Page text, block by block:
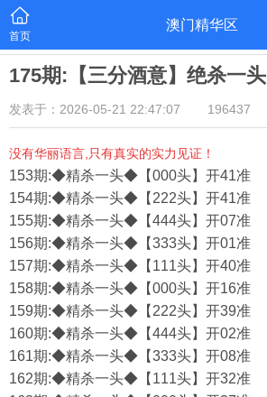
首页
澳门精华区
175期:【三分酒意】绝杀一头
发表于：2026-05-21 22:47:07 196437
没有华丽语言,只有真实的实力见证！
153期:◆精杀一头◆【000头】开41准
154期:◆精杀一头◆【222头】开41准
155期:◆精杀一头◆【444头】开07准
156期:◆精杀一头◆【333头】开01准
157期:◆精杀一头◆【111头】开40准
158期:◆精杀一头◆【000头】开16准
159期:◆精杀一头◆【222头】开39准
160期:◆精杀一头◆【444头】开02准
161期:◆精杀一头◆【333头】开08准
162期:◆精杀一头◆【111头】开32准